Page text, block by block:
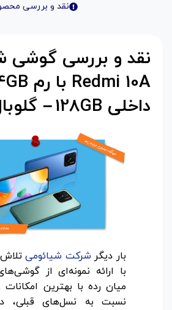
نقد و بررسی
نقد و بررسی گوشی
Redmi 10A با رم 4 GB
داخلی 128 GB
–
بار دیگر شرکت شیائومیتلاش
با ارائه نمونه‌ای از
میان رده با بهترین
نسبت به نسل‌های قبلی، در